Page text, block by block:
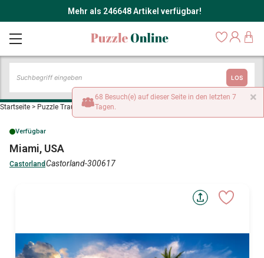
Mehr als 246648 Artikel verfügbar!
LOS
Startseite > Puzzle Traumstrände und Inseln
Verfügbar
Miami, USA
Castorland Castorland-300617
×
68 Besuch(e) auf dieser Seite in den letzten 7
Tagen.